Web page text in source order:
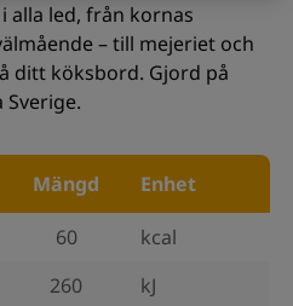
alla led, från kornas
– till mejeriet och
ditt köksbord. Gjord på
Mängd
Enhet
60
kcal
260
kJ